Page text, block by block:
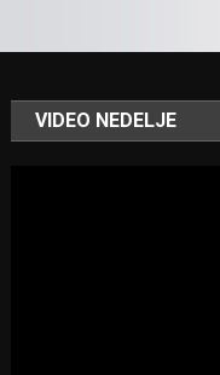
VIDEO NEDELJE